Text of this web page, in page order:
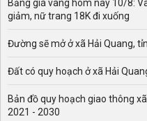
Bảng giá vàng hôm nay 10/8:
giảm, nữ trang 18K đi xuống
Đường sẽ mở ở xã Hải Quang,
Đất có quy hoạch ở xã Hải
Bản đồ quy hoạch giao thông
2021 - 2030